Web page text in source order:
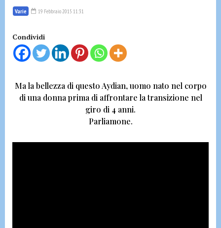
v
i
a
t
n
n
Varie 19 Febbraio 2015 11:31
Condividi
Ma la bellezza di questo Aydian, uomo nato nel corpo
di una donna prima di affrontare la transizione nel
giro di 4 anni.
Parliamone.